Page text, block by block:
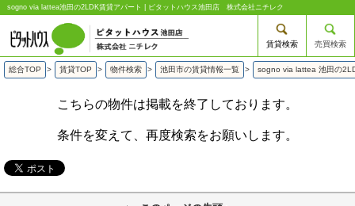
sogno via lattea池田の2LDK賃貸アパート | ピタットハウス池田店 株式会社ニチレク
賃貸検索 売買検索
総合TOP > 賃貸TOP > 物件検索 > 池田市の賃貸情報一覧 > sogno via lattea 池田の
こちらの物件は掲載を終了しております。
条件を変えて、再度検索をお願いします。